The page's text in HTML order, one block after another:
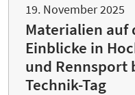
19. November 2025
Materialien auf
Einblicke in
und Rennsport
Technik-Tag